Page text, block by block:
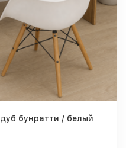
Компьютерный стол Остин дуб бунратти / белый